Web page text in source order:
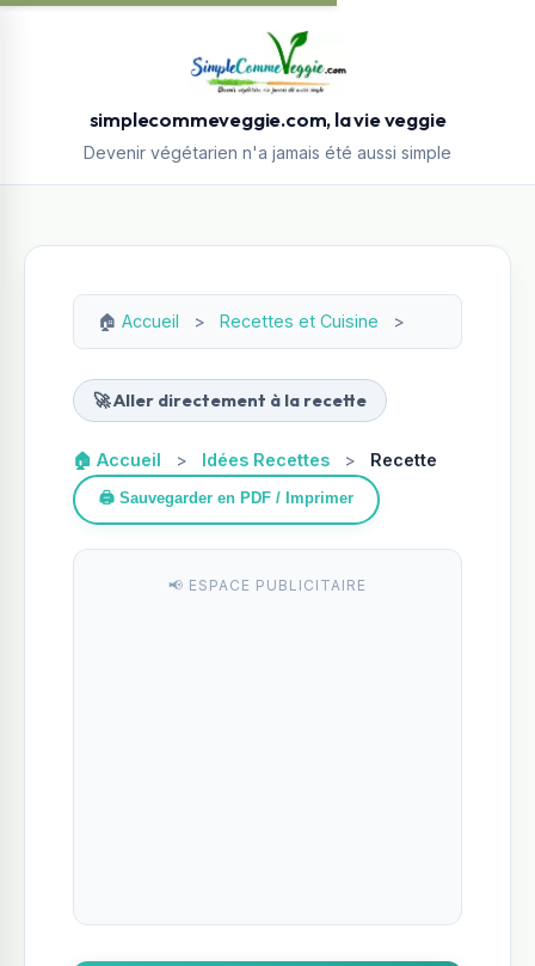
simplecommeveggie.com, la vie veggie
Devenir végétarien n'a jamais été aussi simple
🏠 Accueil > Recettes et Cuisine >
🚀 Aller directement à la recette
🏠 Accueil > Idées Recettes > Recette
🖨️ Sauvegarder en PDF / Imprimer
📢 ESPACE PUBLICITAIRE